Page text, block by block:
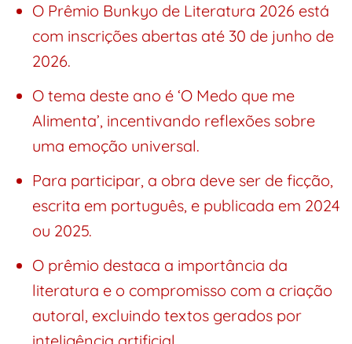
O Prêmio Bunkyo de Literatura 2026 está
com inscrições abertas até 30 de junho de
2026.
O tema deste ano é ‘O Medo que me
Alimenta’, incentivando reflexões sobre
uma emoção universal.
Para participar, a obra deve ser de ficção,
escrita em português, e publicada em 2024
ou 2025.
O prêmio destaca a importância da
literatura e o compromisso com a criação
autoral, excluindo textos gerados por